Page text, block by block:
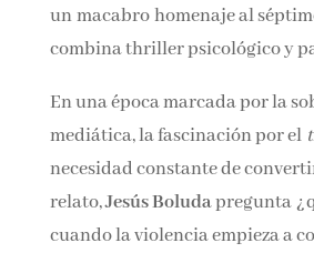
un macabro homenaje al
combina thriller psicológico y
En una época marcada por la
mediática, la fascinación por el
necesidad constante de
relato,Jesús Boluda pregunta
Por favor, acepta los
de privacidad